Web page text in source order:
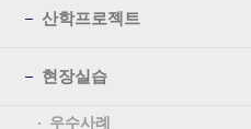
산학프로젝트
현장실습
우수사례